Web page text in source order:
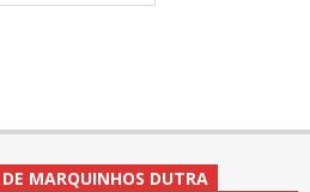
MARQUINHOS DUTRA